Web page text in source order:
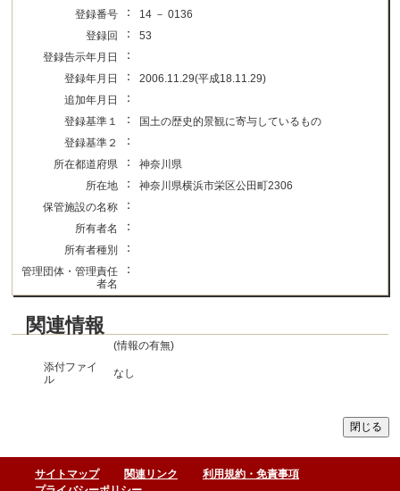
登録番号 ：
14 － 0136
登録回
：
53
登録告示年月日
：
登録年月日 ：
2006.11.29(平成18.11.29)
追加年月日
：
登録基準１ ：
国土の歴史的景観に寄与しているもの
登録基準２
：
所在都道府県 ：
神奈川県
所在地
：
神奈川県横浜市栄区公田町2306
保管施設の名称
：
所有者名 ：
所有者種別 ：
管理団体・管理責任
者名
：
関連情報
(情報の有無)
添付ファイ
ル
なし
サイトマップ 関連リンク
利用規約・免責事項